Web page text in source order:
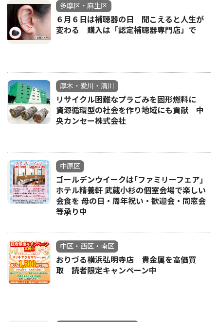
多摩区・麻生区
６月６日は補聴器の日 聞こえると人生が
変わる 購入は「認定補聴器専門店」で
厚木・愛川・清川
リサイクル困難なプラごみを固形燃料に
資源循環型の社会を作り地域にも貢献 中
央カンセー株式会社
中原区
ゴールデンウイークは｢ファミリーフェア｣
ホテル精養軒 武蔵小杉の個室会場で楽しい
会食を 母の日・周年祝い・歓迎会・同窓会
等承り中
中区・西区・南区
おりづる横浜弘明寺店 貴金属を高価買
取 読者限定キャンペーン中